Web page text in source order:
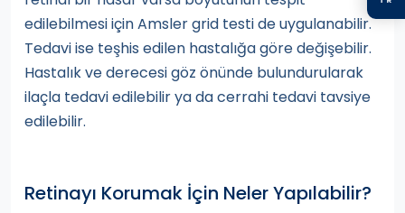
edilebilmesi için Amsler grid testi de uygulanabilir.
Tedavi ise teşhis edilen hastalığa göre değişebilir.
Hastalık ve derecesi göz önünde bulundurularak
ilaçla tedavi edilebilir ya da cerrahi tedavi tavsiye
edilebilir.
Retinayı Korumak İçin Neler Yapılabilir?